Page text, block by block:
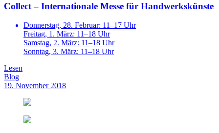
Collect – Internationale Messe für Handwerkskünste
Donnerstag, 28. Februar: 11–17 Uhr
Freitag, 1. März: 11–18 Uhr
Samstag, 2. März: 11–18 Uhr
Sonntag, 3. März: 11–18 Uhr
Lesen
Blog
19. November 2018